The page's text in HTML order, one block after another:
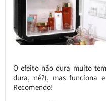
O efeito não dura muito
dura, né?), mas funciona
Recomendo!